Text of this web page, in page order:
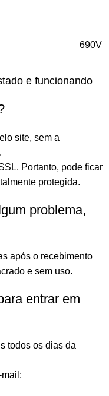
690V
e funcionando
site, sem a
Portanto, pode ficar
protegida.
problema,
após o recebimento
e sem uso.
entrar em
todos os dias da